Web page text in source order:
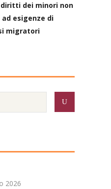
dei minori non
esigenze di
migratori
2026